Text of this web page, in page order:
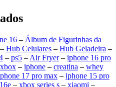
16 – Álbum de Figurinhas da
– Hub Celulares – Hub Geladeira –
– ps5 – Air Fryer– iphone 16 pro
xbox – iphone – creatina – whey
17 pro max – iphone 15 pro
– xbox series s – xiaomi –